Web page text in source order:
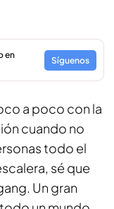
en
Síguenos
a poco con la
cuando no
todo el
sé que
Un gran